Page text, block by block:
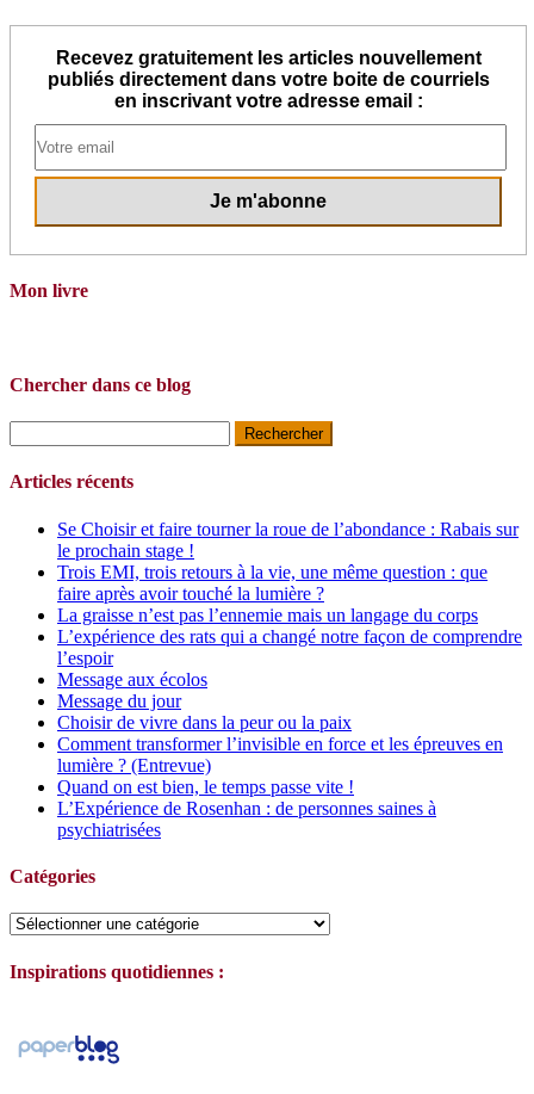
Recevez gratuitement les articles nouvellement
publiés directement dans votre boite de courriels
en inscrivant votre adresse email :
Mon livre
Chercher dans ce blog
Articles récents
Se Choisir et faire tourner la roue de l’abondance : Rabais sur
le prochain stage !
Trois EMI, trois retours à la vie, une même question : que
faire après avoir touché la lumière ?
La graisse n’est pas l’ennemie mais un langage du corps
L’expérience des rats qui a changé notre façon de comprendre
l’espoir
Message aux écolos
Message du jour
Choisir de vivre dans la peur ou la paix
Comment transformer l’invisible en force et les épreuves en
lumière ? (Entrevue)
Quand on est bien, le temps passe vite !
L’Expérience de Rosenhan : de personnes saines à
psychiatrisées
Catégories
Catégories
Inspirations quotidiennes :